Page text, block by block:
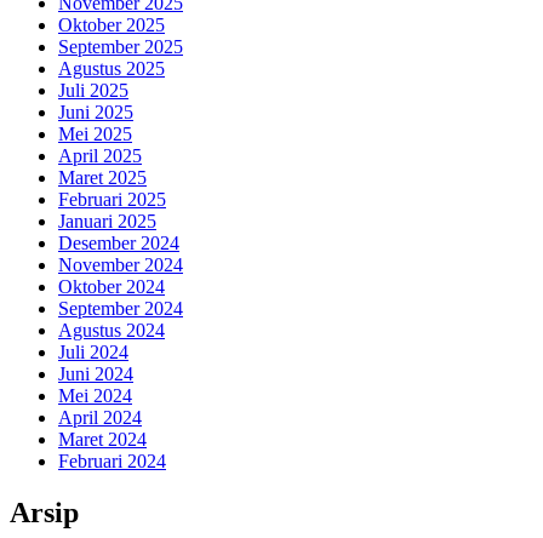
Oktober 2025
September 2025
Agustus 2025
Juli 2025
Juni 2025
Mei 2025
April 2025
Maret 2025
Februari 2025
Januari 2025
Desember 2024
November 2024
Oktober 2024
September 2024
Agustus 2024
Juli 2024
Juni 2024
Mei 2024
April 2024
Maret 2024
Februari 2024
Arsip